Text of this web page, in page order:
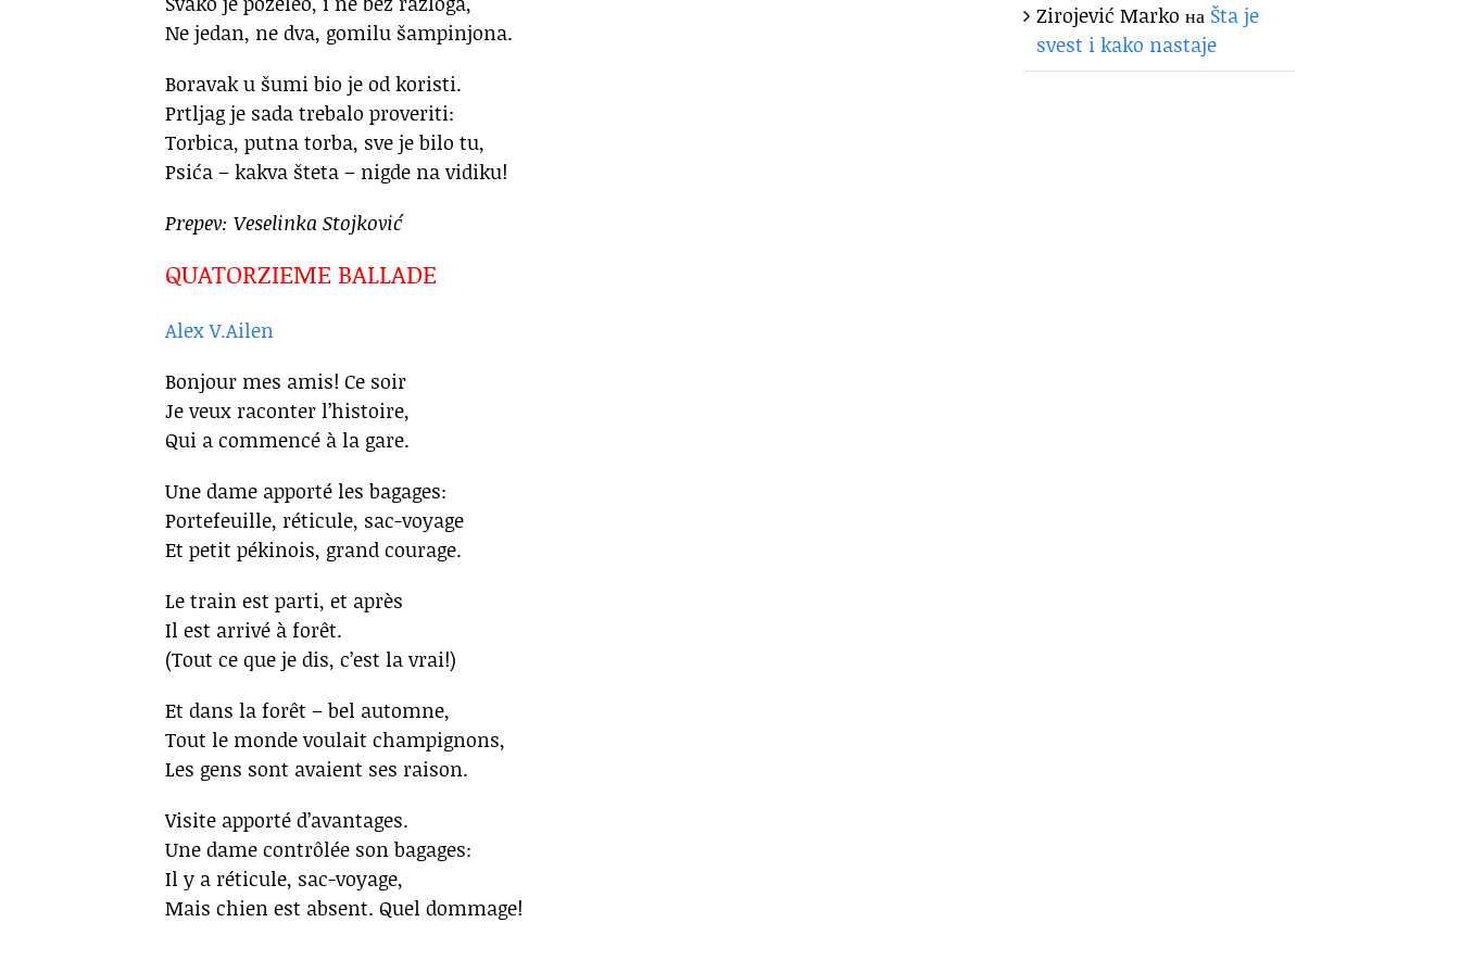
Ne jedan, ne dva, gomilu šampinjona.
Boravak u šumi bio je od koristi.
Prtljag je sada trebalo proveriti:
Torbica, putna torba, sve je bilo tu,
Psića – kakva šteta – nigde na vidiku!
Prepev: Veselinka Stojković
QUATORZIEME BALLADE
Alex V.Ailen
Bonjour mes amis! Ce soir
Je veux raconter l’histoire,
Qui a commencé à la gare.
Une dame apporté les bagages:
Portefeuille, réticule, sac-voyage
Et petit pékinois, grand courage.
Le train est parti, et après
Il est arrivé à forêt.
(Tout ce que je dis, c’est la vrai!)
Et dans la forêt – bel automne,
Tout le monde voulait champignons,
Les gens sont avaient ses raison.
Visite apporté d’avantages.
Une dame contrôlée son bagages:
Il y a réticule, sac-voyage,
Mais chien est absent. Quel dommage!
Zirojević Marko на Šta je
svest i kako nastaje